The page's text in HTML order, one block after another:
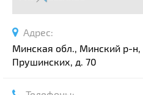
Адрес:
Минская обл., Минский р-н,
Прушинских, д. 70